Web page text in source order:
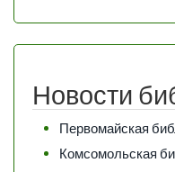
Новости
Первомайская
Комсомольская